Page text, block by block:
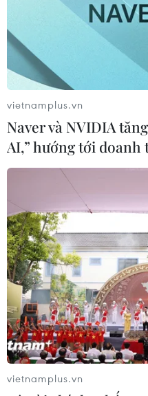
vietnamplus.vn
Naver và NVIDIA
AI,” hướng tới doanh
vietnamplus.vn